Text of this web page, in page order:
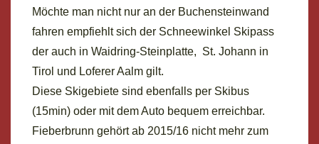
Möchte man nicht nur an der Buchensteinwand
fahren empfiehlt sich der Schneewinkel Skipass
der auch in Waidring-Steinplatte, St. Johann in
Tirol und Loferer Aalm gilt.
Diese Skigebiete sind ebenfalls per Skibus
(15min) oder mit dem Auto bequem erreichbar.
Fieberbrunn gehört ab 2015/16 nicht mehr zum